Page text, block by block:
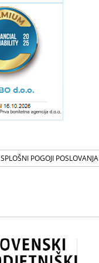
SPLOŠNI POGOJI POSLOVANJA